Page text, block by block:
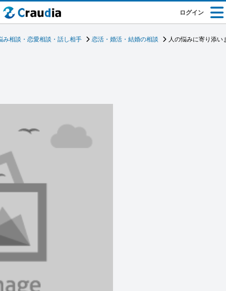
ログイン
み相談・恋愛相談・話し相手 恋活・婚活・結婚の相談 人の悩みに寄り添い